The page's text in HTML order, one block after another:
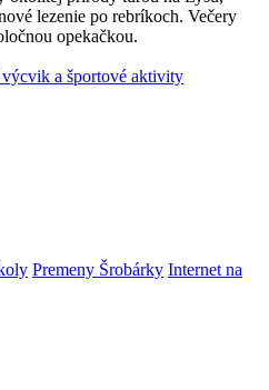
lezenie po rebríkoch. Večery
opekačkou.
a športové aktivity
Premeny Šrobárky Internet na